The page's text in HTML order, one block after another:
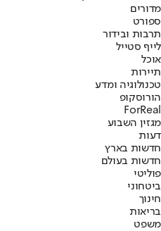
מדורים
ספורט
תרבות ובידור
לייף סטייל
אוכל
תיירות
טכנולוגיה ומדע
הורוסקופ
ForReal
מגזין השבוע
דעות
חדשות בארץ
חדשות בעולם
פוליטי
ביטחוני
חינוך
בריאות
משפט